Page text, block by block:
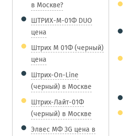
в Москве?
ШТРИХ-М-01Ф DUO
цена
Штрих М 01Ф (черный)
цена
Штрих-On-Line
(черный) в Москве
Штрих-Лайт-01Ф
(черный) в Москве
Элвес МФ 3G цена в